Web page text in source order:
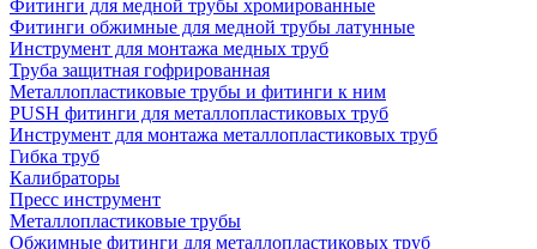
Фитинги для медной трубы хромированные
Фитинги обжимные для медной трубы латунные
Инструмент для монтажа медных труб
Труба защитная гофрированная
Металлопластиковые трубы и фитинги к ним
PUSH фитинги для металлопластиковых труб
Инструмент для монтажа металлопластиковых труб
Гибка труб
Калибраторы
Пресс инструмент
Металлопластиковые трубы
Обжимные фитинги для металлопластиковых труб